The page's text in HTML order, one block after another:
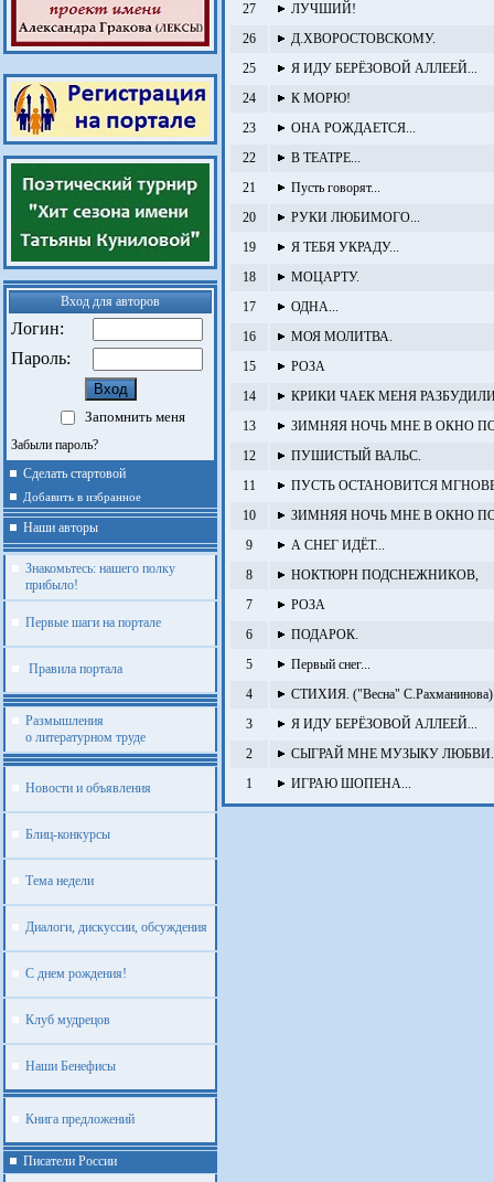
Вход для авторов
Логин:
Пароль:
Запомнить меня
Забыли пароль?
Сделать стартовой
Добавить в избранное
Наши авторы
Знакомьтесь: нашего полку
прибыло!
Первые шаги на портале
Правила портала
Размышления
о литературном труде
Новости и объявления
Блиц-конкурсы
Тема недели
Диалоги, дискуссии, обсуждения
С днем рождения!
Клуб мудрецов
Наши Бенефисы
Книга предложений
Писатели России
27
ЛУЧШИЙ!
26
Д.ХВОРОСТОВСКОМУ.
25
Я ИДУ БЕРЁЗОВОЙ АЛЛЕЕЙ...
24
К МОРЮ!
23
ОНА РОЖДАЕТСЯ...
22
В ТЕАТРЕ...
21
Пусть говорят...
20
РУКИ ЛЮБИМОГО...
19
Я ТЕБЯ УКРАДУ...
18
МОЦАРТУ.
17
ОДНА...
16
МОЯ МОЛИТВА.
15
РОЗА
14
КРИКИ ЧАЕК МЕНЯ
13
ЗИМНЯЯ НОЧЬ МНЕ В ОКНО
12
ПУШИСТЫЙ ВАЛЬС.
11
ПУСТЬ ОСТАНОВИТСЯ
10
ЗИМНЯЯ НОЧЬ МНЕ В ОКНО
9
А СНЕГ ИДЁТ...
8
НОКТЮРН ПОДСНЕЖНИКОВ,
7
РОЗА
6
ПОДАРОК.
5
Первый снег...
4
СТИХИЯ. ("Весна"
3
Я ИДУ БЕРЁЗОВОЙ АЛЛЕЕЙ...
2
СЫГРАЙ МНЕ МУЗЫКУ
1
ИГРАЮ ШОПЕНА...